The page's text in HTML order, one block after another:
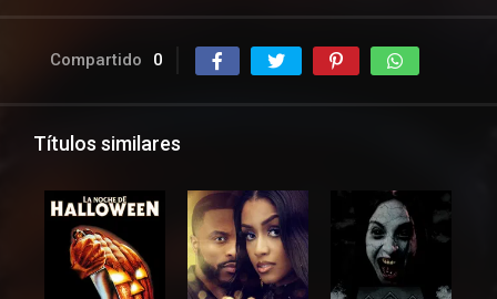
Compartido 0
Títulos similares